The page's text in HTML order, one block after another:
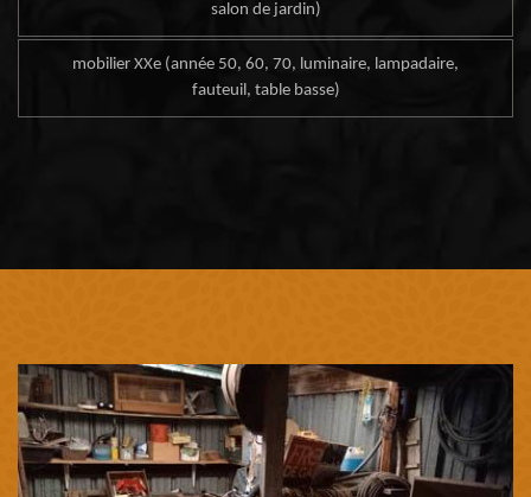
salon de jardin)
mobilier XXe (année 50, 60, 70, luminaire, lampadaire,
fauteuil, table basse)